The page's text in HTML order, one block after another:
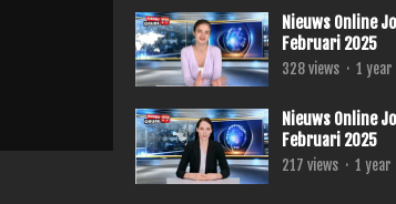
Nieuws Online
Februari 2025
328views · 1 year
Nieuws Online
Februari 2025
217 views · 1 year